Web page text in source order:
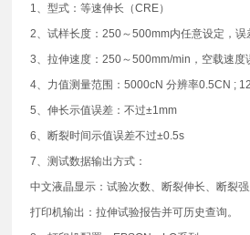
1、型式：等速伸长（CRE）
2、试样长度：250～500mm内任意设定，误
3、拉伸速度：250～500mm/min，空载速度
4、力值测量范围：5000cN 分辨率0.5CN ;
5、伸长示值误差：不过±1mm
6、断裂时间示值误差不过±0.5s
7、测试数据输出方式：
中文液晶显示：试验次数、断裂伸长、断裂
打印机输出：拉伸试验报告并可历史查询。